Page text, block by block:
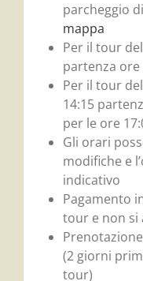
parcheggio
mappa
Per il tour
partenza ore
Per il tour
14:15
per le ore
Gli orari
modifiche e
indicativo
Pagamento
tour e non si
(2 giorni
tour)